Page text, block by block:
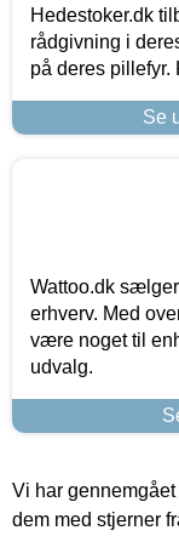
Hedestoker.dk
rådgivning i
på deres pillefyr.
Se
Wattoo.dk
erhverv. Med
være noget til
udvalg.
Vi har
dem med stjerner